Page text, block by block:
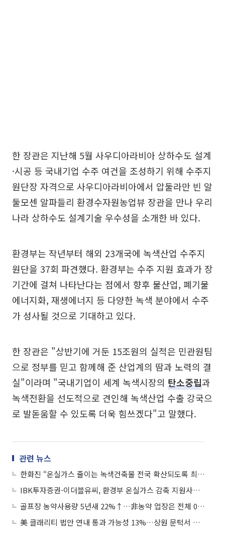
한 장관은 지난해 5월 사우디아라비아 상하수도 설계
·시공 등 국내기업 수주 여건을 조성하기 위해 수주지
원단장 자격으로 사우디아라비아에서 압둘라만 빈 알
둘모센 알파들리 환경수자원농업뷰 장관을 만나 우리
나라 상하수도 설계기술 우수성을 소개한 바 있다.
환경부는 작년부터 해외 23개국에 녹색산업 수주지
원단을 37회 파견했다. 환경부는 수주 지원 효과가 장
기간에 걸쳐 나타난다는 점에서 향후 물산업, 폐기물
에너지화, 재생에너지 등 다양한 녹색 분야에서 수주
가 성사될 것으로 기대하고 있다.
한 장관은 "상반기에 거둔 15조원의 실적은 민관원팀
으로 정부를 믿고 함께해 준 산업계의 땀과 노력의 결
실"이라며 "국내기업이 세계 녹색시장의 탄소중립과
녹색전환을 선도적으로 견인해 녹색산업 수출 강국으
로 발돋움할 수 있도록 더욱 힘쓰겠다"고 말했다.
관련 뉴스
한화진 “온실가스 줄이는 녹색건축물 전국 확산되도록 최선 노력”
IBK투자증권-이더블유씨, 환경부 온실가스 감축 지원사업 선정
골프장 농약사용량 5년새 22%↑…非농약 업장은 전체 0.4%
美 클래리티 법안 연내 통과 가능성 13%…상원 문턱서 제동